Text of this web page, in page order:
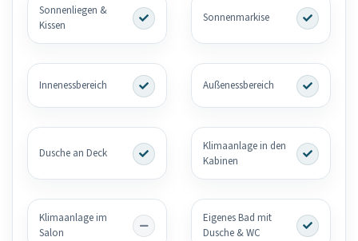
Sonnenliegen &
Kissen
Sonnenmarkise
Innenessbereich Außenessbereich
Dusche an Deck
Klimaanlage in den
Kabinen
Klimaanlage im
Salon
Eigenes Bad mit
Dusche & WC